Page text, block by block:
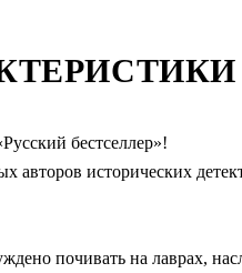
бестселлер»!
исторических
почивать на лаврах,